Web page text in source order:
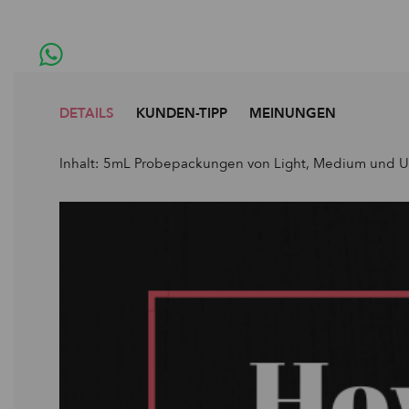
DETAILS KUNDEN-TIPP MEINUNGEN
Inhalt: 5mL Probepackungen von Light, Medium und